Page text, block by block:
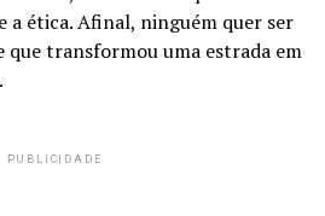
a ética. Afinal, ninguém quer ser
que transformou uma estrada em
PUBLICIDADE